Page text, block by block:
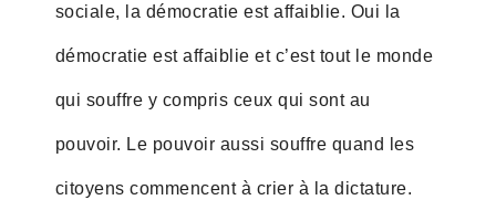
sociale, la démocratie est affaiblie. Oui la
démocratie est affaiblie et c’est tout le monde
qui souffre y compris ceux qui sont au
pouvoir. Le pouvoir aussi souffre quand les
citoyens commencent à crier à la dictature.